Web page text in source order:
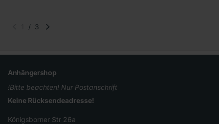
/ 3
Anhängershop
!Bitte beachten! Nur Postanschrift
Keine Rücksendeadresse!
Königsborner Str 26a